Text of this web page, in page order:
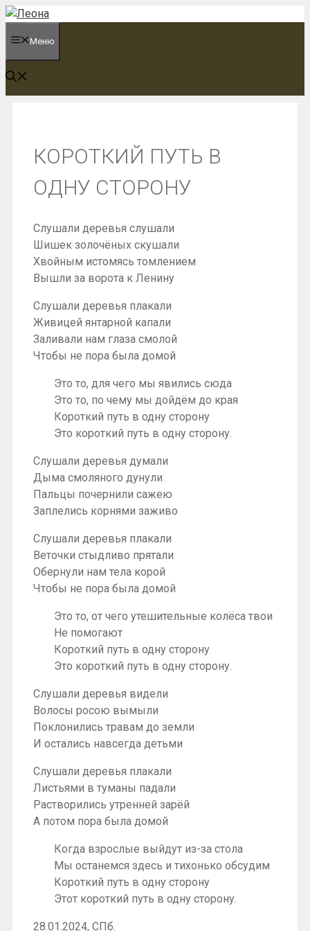
Перейти
содержимому
Меню
КОРОТКИЙ ПУТЬ В
ОДНУ СТОРОНУ
Слушали деревья слушали
Шишек золочёных скушали
Хвойным истомясь томлением
Вышли за ворота к Ленину
Слушали деревья плакали
Живицей янтарной капали
Заливали нам глаза смолой
Чтобы не пора была домой
Это то, для чего мы явились сюда
Это то, по чему мы дойдём до края
Короткий путь в одну сторону
Это короткий путь в одну сторону.
Слушали деревья думали
Дыма смоляного дунули
Пальцы почернили сажею
Заплелись корнями заживо
Слушали деревья плакали
Веточки стыдливо прятали
Обернули нам тела корой
Чтобы не пора была домой
Это то, от чего утешительные колёса твои
Не помогают
Короткий путь в одну сторону
Это короткий путь в одну сторону.
Слушали деревья видели
Волосы росою вымыли
Поклонились травам до земли
И остались навсегда детьми
Слушали деревья плакали
Листьями в туманы падали
Растворились утренней зарёй
А потом пора была домой
Когда взрослые выйдут из-за стола
Мы останемся здесь и тихонько обсудим
Короткий путь в одну сторону
Этот короткий путь в одну сторону.
28.01.2024, СПб.